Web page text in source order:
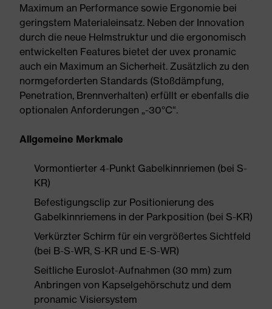
Maximum an Performance sowie Ergonomie bei
geringstem Materialeinsatz. Neben der Innovation
durch die neue Helmstruktur und die ergonomisch
entwickelten Features bietet der uvex pronamic
auch ein Maximum an Sicherheit. Zusätzlich zu den
normgeforderten Standards (Stoßdämpfung,
Penetration, Brennverhalten) erfüllt er ebenfalls die
optionalen Anforderungen „-30°C“.
Allgemeine Merkmale
Vormontierter 4-Punkt Gabelkinnriemen (bei S-
KR)
Befestigungsclip zur Positionierung des
Gabelkinnriemens in der Parkposition (bei S-KR)
Verkürzter Schirm für ein vergrößertes Sichtfeld
(bei B-S-WR, S-KR und E-S-WR)
Seitliche Euroslot-Aufnahmen (30 mm) zum
Anbringen von Kapselgehörschutz und dem
pronamic Visiersystem